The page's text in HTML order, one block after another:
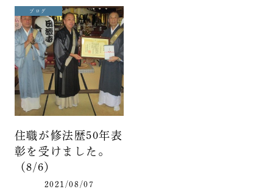
ブログ
住職が修法歴50年表
彰を受けました。
（8/6）
2021/08/07